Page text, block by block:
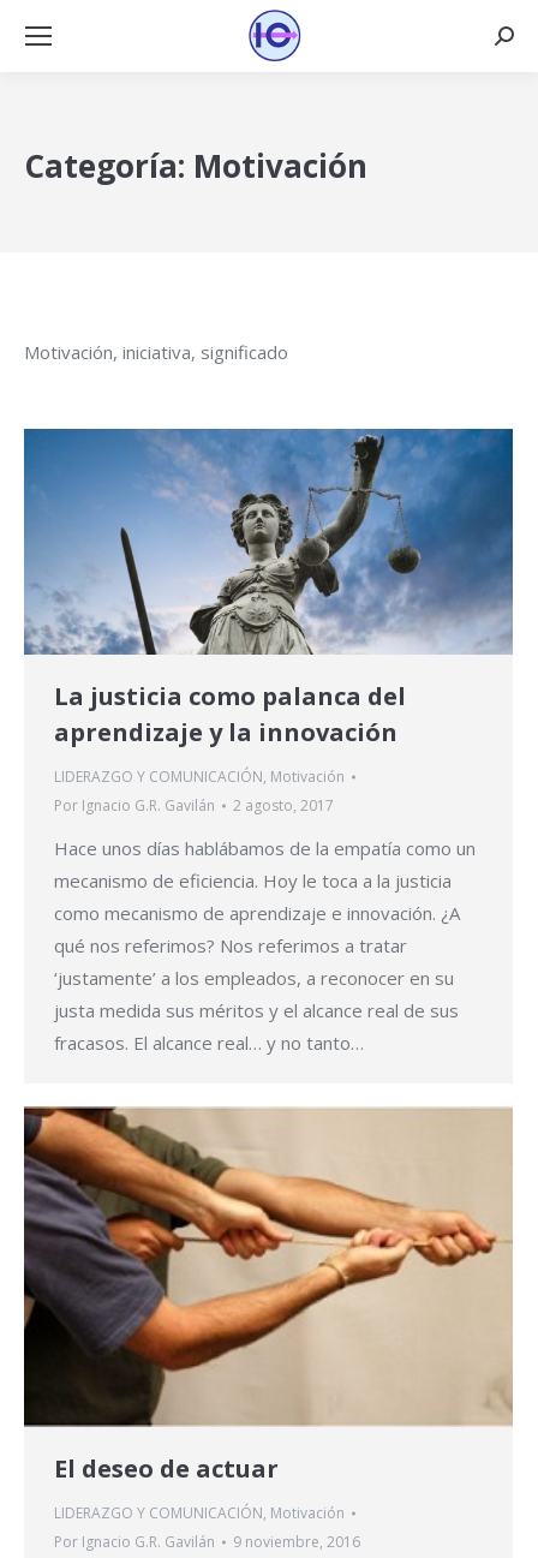
Categoría: Motivación
Motivación, iniciativa, significado
La justicia como palanca del
aprendizaje y la innovación
LIDERAZGO Y COMUNICACIÓN, Motivación
Por Ignacio G.R. Gavilán 2 agosto, 2017
Hace unos días hablábamos de la empatía como un
mecanismo de eficiencia. Hoy le toca a la justicia
como mecanismo de aprendizaje e innovación. ¿A
qué nos referimos? Nos referimos a tratar
‘justamente’ a los empleados, a reconocer en su
justa medida sus méritos y el alcance real de sus
fracasos. El alcance real… y no tanto…
El deseo de actuar
LIDERAZGO Y COMUNICACIÓN, Motivación
Por Ignacio G.R. Gavilán 9 noviembre, 2016